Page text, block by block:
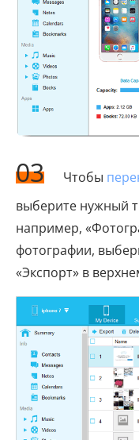
03 Чтобы
выберите нужный
например,
фотографии,
«Экспорт» в